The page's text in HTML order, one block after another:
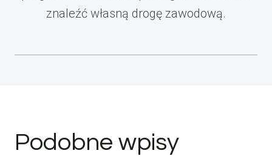
znaleźć własną drogę zawodową.
Podobne wpisy